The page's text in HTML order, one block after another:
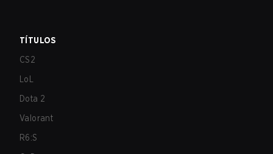
TÍTULOS
CS2
LoL
Dota 2
Valorant
R6:S